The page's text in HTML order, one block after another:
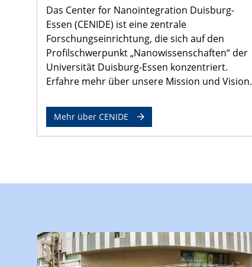
Das Center for Nanointegration Duisburg-
Essen (CENIDE) ist eine zentrale
Forschungseinrichtung, die sich auf den
Profilschwerpunkt „Nanowissenschaften“ der
Universität Duisburg-Essen konzentriert.
Erfahre mehr über unsere Mission und Vision.
Mehr über CENIDE